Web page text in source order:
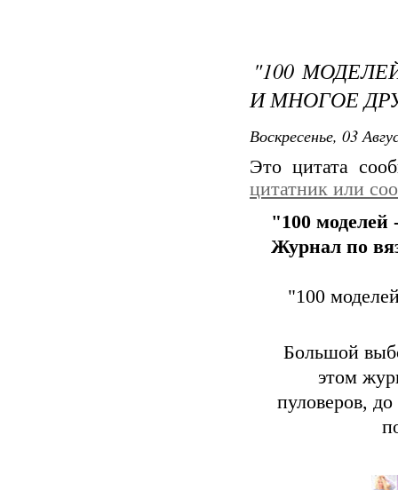
"100
И МНОГОЕ
Воскресенье, 03
Это цитата
цитатник или
"100 моделей
Журнал по
"100
Большой
этом
пуловеров,